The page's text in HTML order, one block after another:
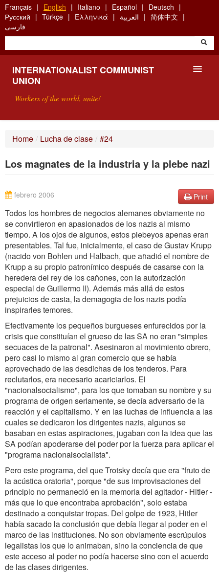
Skip
to
main
content
Français English Italiano Español
Deutsch
Русский
Türkçe Ελληνικά العربية
简体中文
فارسی
INTERNATIONALIST COMMUNIST
UNION
Workers of the world, unite!
CONTACT
Home / Lucha de clase / #24
Los magnates de la industria y la plebe nazi
Print
febrero 2006
Todos los hombres de negocios alemanes obviamente no
se convirtieron en apasionados de los nazis al mismo
tiempo. A los ojos de algunos, estos plebeyos apenas eran
presentables. Tal fue, inicialmente, el caso de Gustav Krupp
(nacido von Bohlen und Halbach, que añadió el nombre de
Krupp a su propio patronímico después de casarse con la
heredera del rey de los cañones, con la autorización
especial de Guillermo II). Además más allá de estos
prejuicios de casta, la demagogia de los nazis podía
inspirarles temores.
Efectivamente los pequeños burgueses enfurecidos por la
crisis que constituían el grueso de las SA no eran "simples
secuaces de la patronal". Asesinaron al movimiento obrero,
pero casi lo mismo al gran comercio que se había
aprovechado de las desdichas de los tenderos. Para
reclutarlos, era necesario acariciarlos. El
"nacionalsocialismo", para los que tomaban su nombre y su
programa de origen seriamente, se decía adversario de la
reacción y el capitalismo. Y en las luchas de influencia a las
cuales se dedicaron los dirigentes nazis, algunos se
basaban en estas aspiraciones, jugaban con la idea que las
SA podían apoderarse del poder por la fuerza para aplicar el
"programa nacionalsocialista".
Pero este programa, del que Trotsky decía que era "fruto de
la acústica oratoria", porque "de sus improvisaciones del
principio no permaneció en la memoria del agitador - Hitler -
más que lo que encontraba aprobación", solo estaba
destinado a conquistar tropas. Del golpe de 1923, Hitler
había sacado la conclusión que debía llegar al poder en el
marco de las instituciones. No son obviamente escrúpulos
legalistas los que lo animaban, sino la conciencia de que
este acceso al poder no podía hacerse sino con el acuerdo
de las clases dirigentes.